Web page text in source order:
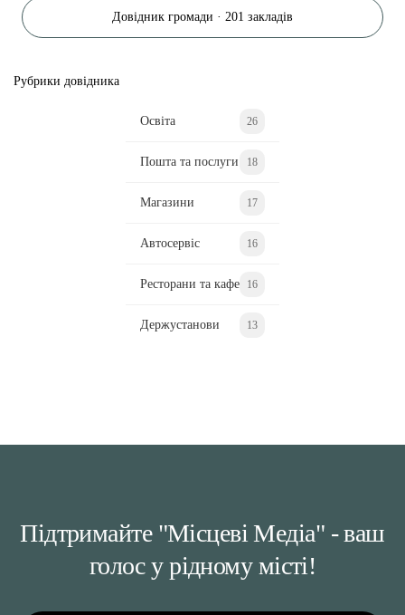
Довідник громади · 201 закладів
Рубрики довідника
Освіта 26
Пошта та послуги 18
Магазини 17
Автосервіс 16
Ресторани та кафе 16
Держустанови 13
Підтримайте "Місцеві Медіа" - ваш
голос у рідному місті!